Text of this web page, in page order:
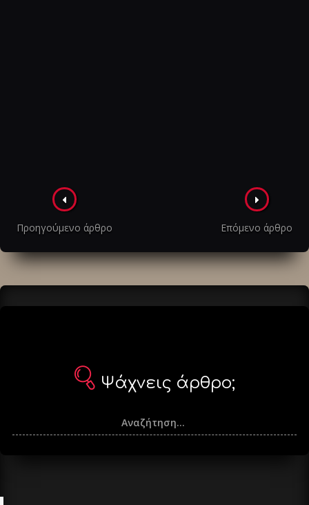
Πλοήγηση
στα
άρθρα
Προηγούμενο άρθρο Επόμενο άρθρο
Ψάχνεις άρθρο;